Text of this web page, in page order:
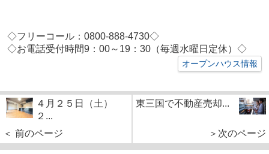
◇フリーコール：0800-888-4730◇
◇お電話受付時間9：00～19：30（毎週水曜日定休）◇
オープンハウス情報
４月２５日（土）
２...
＜ 前のページ
東三国で不動産売却...
＞次のページ